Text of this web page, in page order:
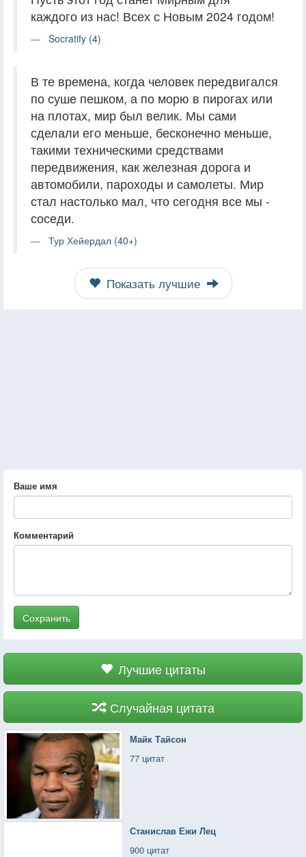
каждого из нас! Всех с Новым 2024 годом!
Socratify (4)
В те времена, когда человек передвигался
по суше пешком, а по морю в пирогах или
на плотах, мир был велик. Мы сами
сделали его меньше, бесконечно меньше,
такими техническими средствами
передвижения, как железная дорога и
автомобили, пароходы и самолеты. Мир
стал настолько мал, что сегодня все мы -
соседи.
Тур Хейердал (40+)
Показать лучшие
Ваше имя
Комментарий
Сохранить
Лучшие цитаты
Случайная цитата
Майк Тайсон
77 цитат
Станислав Ежи Лец
900 цитат